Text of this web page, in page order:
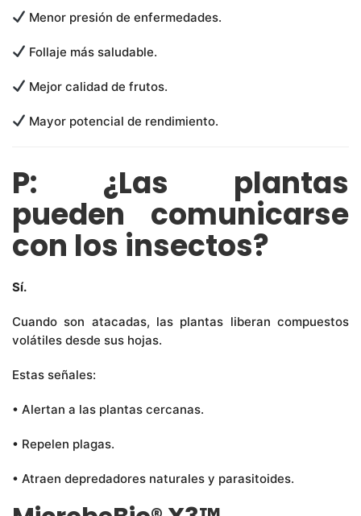
Menor presión de enfermedades.
Follaje más saludable.
Mejor calidad de frutos.
Mayor potencial de rendimiento.
P: ¿Las plantas
pueden comunicarse
con los insectos?
Sí.
Cuando son atacadas, las plantas liberan compuestos
volátiles desde sus hojas.
Estas señales:
• Alertan a las plantas cercanas.
• Repelen plagas.
• Atraen depredadores naturales y parasitoides.